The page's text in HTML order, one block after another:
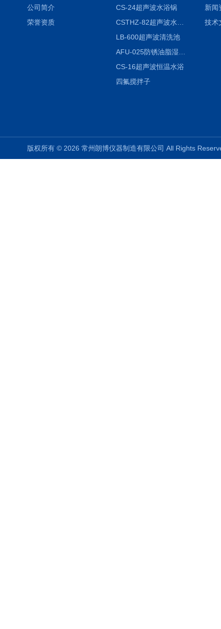
公司简介
荣誉资质
CS-24超声波水浴锅
LB-600超声波清洗池
CS-16超声波恒温水浴
四氟搅拌子
新闻
技术
版权所有 © 2026 常州朗博仪器制造有限公司 All Rights